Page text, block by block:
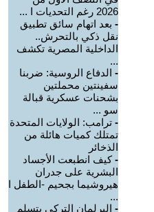
2026 رغم التحديات ا ...
- بعد اتهام سائق تطبيق
نقل ذكي بالتحرش..
الداخلية المصرية تكشف
...
- الدفاع الروسية: ضربنا
سفينتين محملتين
بشحنات عسكرية قبالة
سو ...
- ترامب: الولايات المتحدة
تمتلك كميات هائلة من
الذخائر
-كيف انطبعت الأجساد
البشرية على جدران
هيروشيما بجحيم -الطفل ا
...
- البرلمان التركي يتسلم